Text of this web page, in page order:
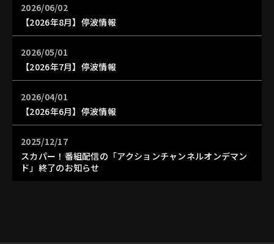
2026/06/02
【2026年8月】停波情報
2026/05/01
【2026年7月】停波情報
2026/04/01
【2026年6月】停波情報
2025/12/17
スカパー！番組配信の「アクションチャンネルオンデマン
ド」終了のお知らせ